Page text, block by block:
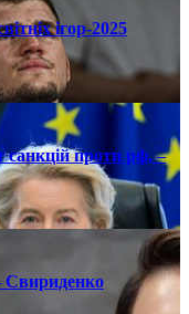
ігор-2025
санкцій проти рф, –
Свириденко